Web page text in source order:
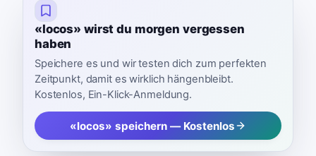
«locos» wirst du morgen vergessen
haben
Speichere es und wir testen dich zum perfekten
Zeitpunkt, damit es wirklich hängenbleibt.
Kostenlos, Ein-Klick-Anmeldung.
«locos» speichern — Kostenlos